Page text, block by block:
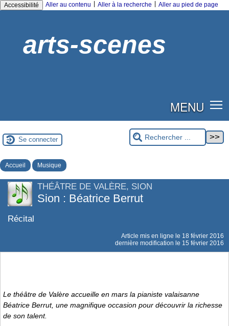
Accessibilité Aller au contenu Aller à la recherche Aller au pied de page
arts-scenes
MENU
Se connecter
Accueil Musique
THÉÂTRE DE VALÈRE, SION
Sion : Béatrice Berrut
Récital
Article mis en ligne le 18 février 2016
dernière modification le 15 février 2016
Le théâtre de Valère accueille en mars la pianiste valaisanne
Béatrice Berrut, une magnifique occasion pour découvrir la richesse
de son talent.